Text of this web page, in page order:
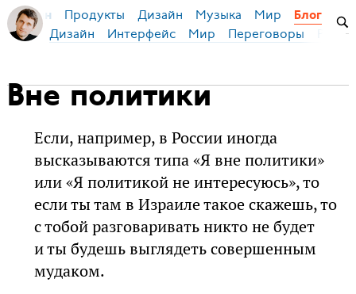
Бирман Продукты Дизайн Музыка Мир Блог
Дизайн Интерфейс Мир Переговоры
Вне политики
Если, например, в России иногда
высказываются типа «Я вне политики»
или «Я политикой не интересуюсь», то
если ты там в Израиле такое скажешь, то
с тобой разговаривать никто не будет
и ты будешь выглядеть совершенным
мудаком.